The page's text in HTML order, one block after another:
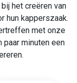
het creëren van
hun kapperszaak.
met onze
paar minuten een